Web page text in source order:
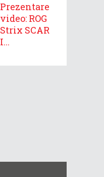
Prezentare
video: ROG
Strix SCAR
I...